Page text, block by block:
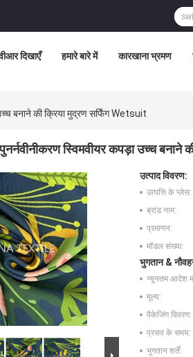
दिखाएँ हमारे बारे में कारखाना भ्रमण
बनाने की क्रिया मुद्रण सर्फिंग Wetsuit
स्विमवीयर कपड़ा उच्च बनाने
उत्पाद विवरण:
उत्पत्ति के प्लेस:
ब्रांड नाम:
प्रमाणन:
मॉडल संख्या:
भुगतान &
न्यूनतम आदेश
मूल्य:
पैकेजिंग विवरण:
प्रसव के समय:
भुगतान शर्तें: